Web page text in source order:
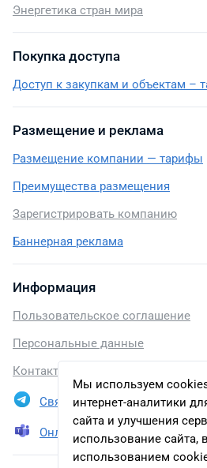
Мы используем
интернет-аналитики
сайта и улучшения
использование сайта,
использованием
Энергетика стран мира
Покупка доступа
Доступ к закупкам и объектам –
Размещение и реклама
Размещение компании — тарифы
Преимущества размещения
Зарегистрировать компанию
Баннерная реклама
Информация
Пользовательское соглашение
Персональные данные
Контакты
Связаться в Telegram
Онлайн презентация